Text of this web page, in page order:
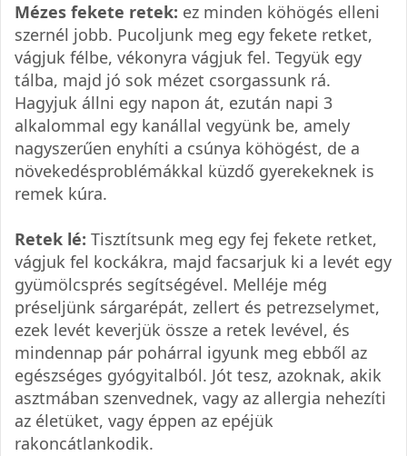
Mézes fekete retek: ez minden köhögés elleni
szernél jobb. Pucoljunk meg egy fekete retket,
vágjuk félbe, vékonyra vágjuk fel. Tegyük egy
tálba, majd jó sok mézet csorgassunk rá.
Hagyjuk állni egy napon át, ezután napi 3
alkalommal egy kanállal vegyünk be, amely
nagyszerűen enyhíti a csúnya köhögést, de a
növekedésproblémákkal küzdő gyerekeknek is
remek kúra.
Retek lé: Tisztítsunk meg egy fej fekete retket,
vágjuk fel kockákra, majd facsarjuk ki a levét egy
gyümölcsprés segítségével. Melléje még
préseljünk sárgarépát, zellert és petrezselymet,
ezek levét keverjük össze a retek levével, és
mindennap pár pohárral igyunk meg ebből az
egészséges gyógyitalból. Jót tesz, azoknak, akik
asztmában szenvednek, vagy az allergia nehezíti
az életüket, vagy éppen az epéjük
rakoncátlankodik.